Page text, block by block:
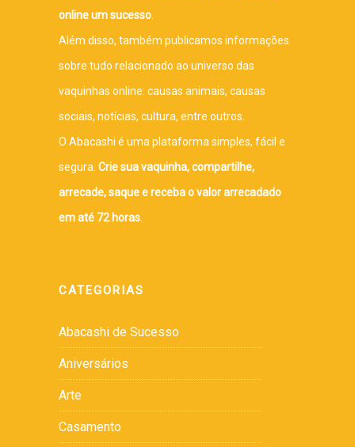
online um sucesso.
Além disso, também publicamos informações
sobre tudo relacionado ao universo das
vaquinhas online: causas animais, causas
sociais, notícias, cultura, entre outros.
O Abacashi é uma plataforma simples, fácil e
segura. Crie sua vaquinha, compartilhe,
arrecade, saque e receba o valor arrecadado
em até 72 horas.
CATEGORIAS
Abacashi de Sucesso
Aniversários
Arte
Casamento